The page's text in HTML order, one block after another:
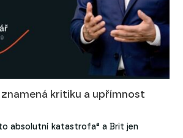
kritiku a upřímnost
to absolutní katastrofa“ a Brit jen